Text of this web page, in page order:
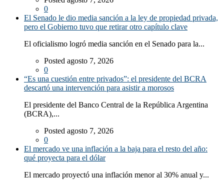
0
El Senado le dio media sanción a la ley de propiedad privada,
pero el Gobierno tuvo que retirar otro capítulo clave
El oficialismo logró media sanción en el Senado para la...
Posted agosto 7, 2026
0
“Es una cuestión entre privados”: el presidente del BCRA
descartó una intervención para asistir a morosos
El presidente del Banco Central de la República Argentina
(BCRA),...
Posted agosto 7, 2026
0
El mercado ve una inflación a la baja para el resto del año:
qué proyecta para el dólar
El mercado proyectó una inflación menor al 30% anual y...